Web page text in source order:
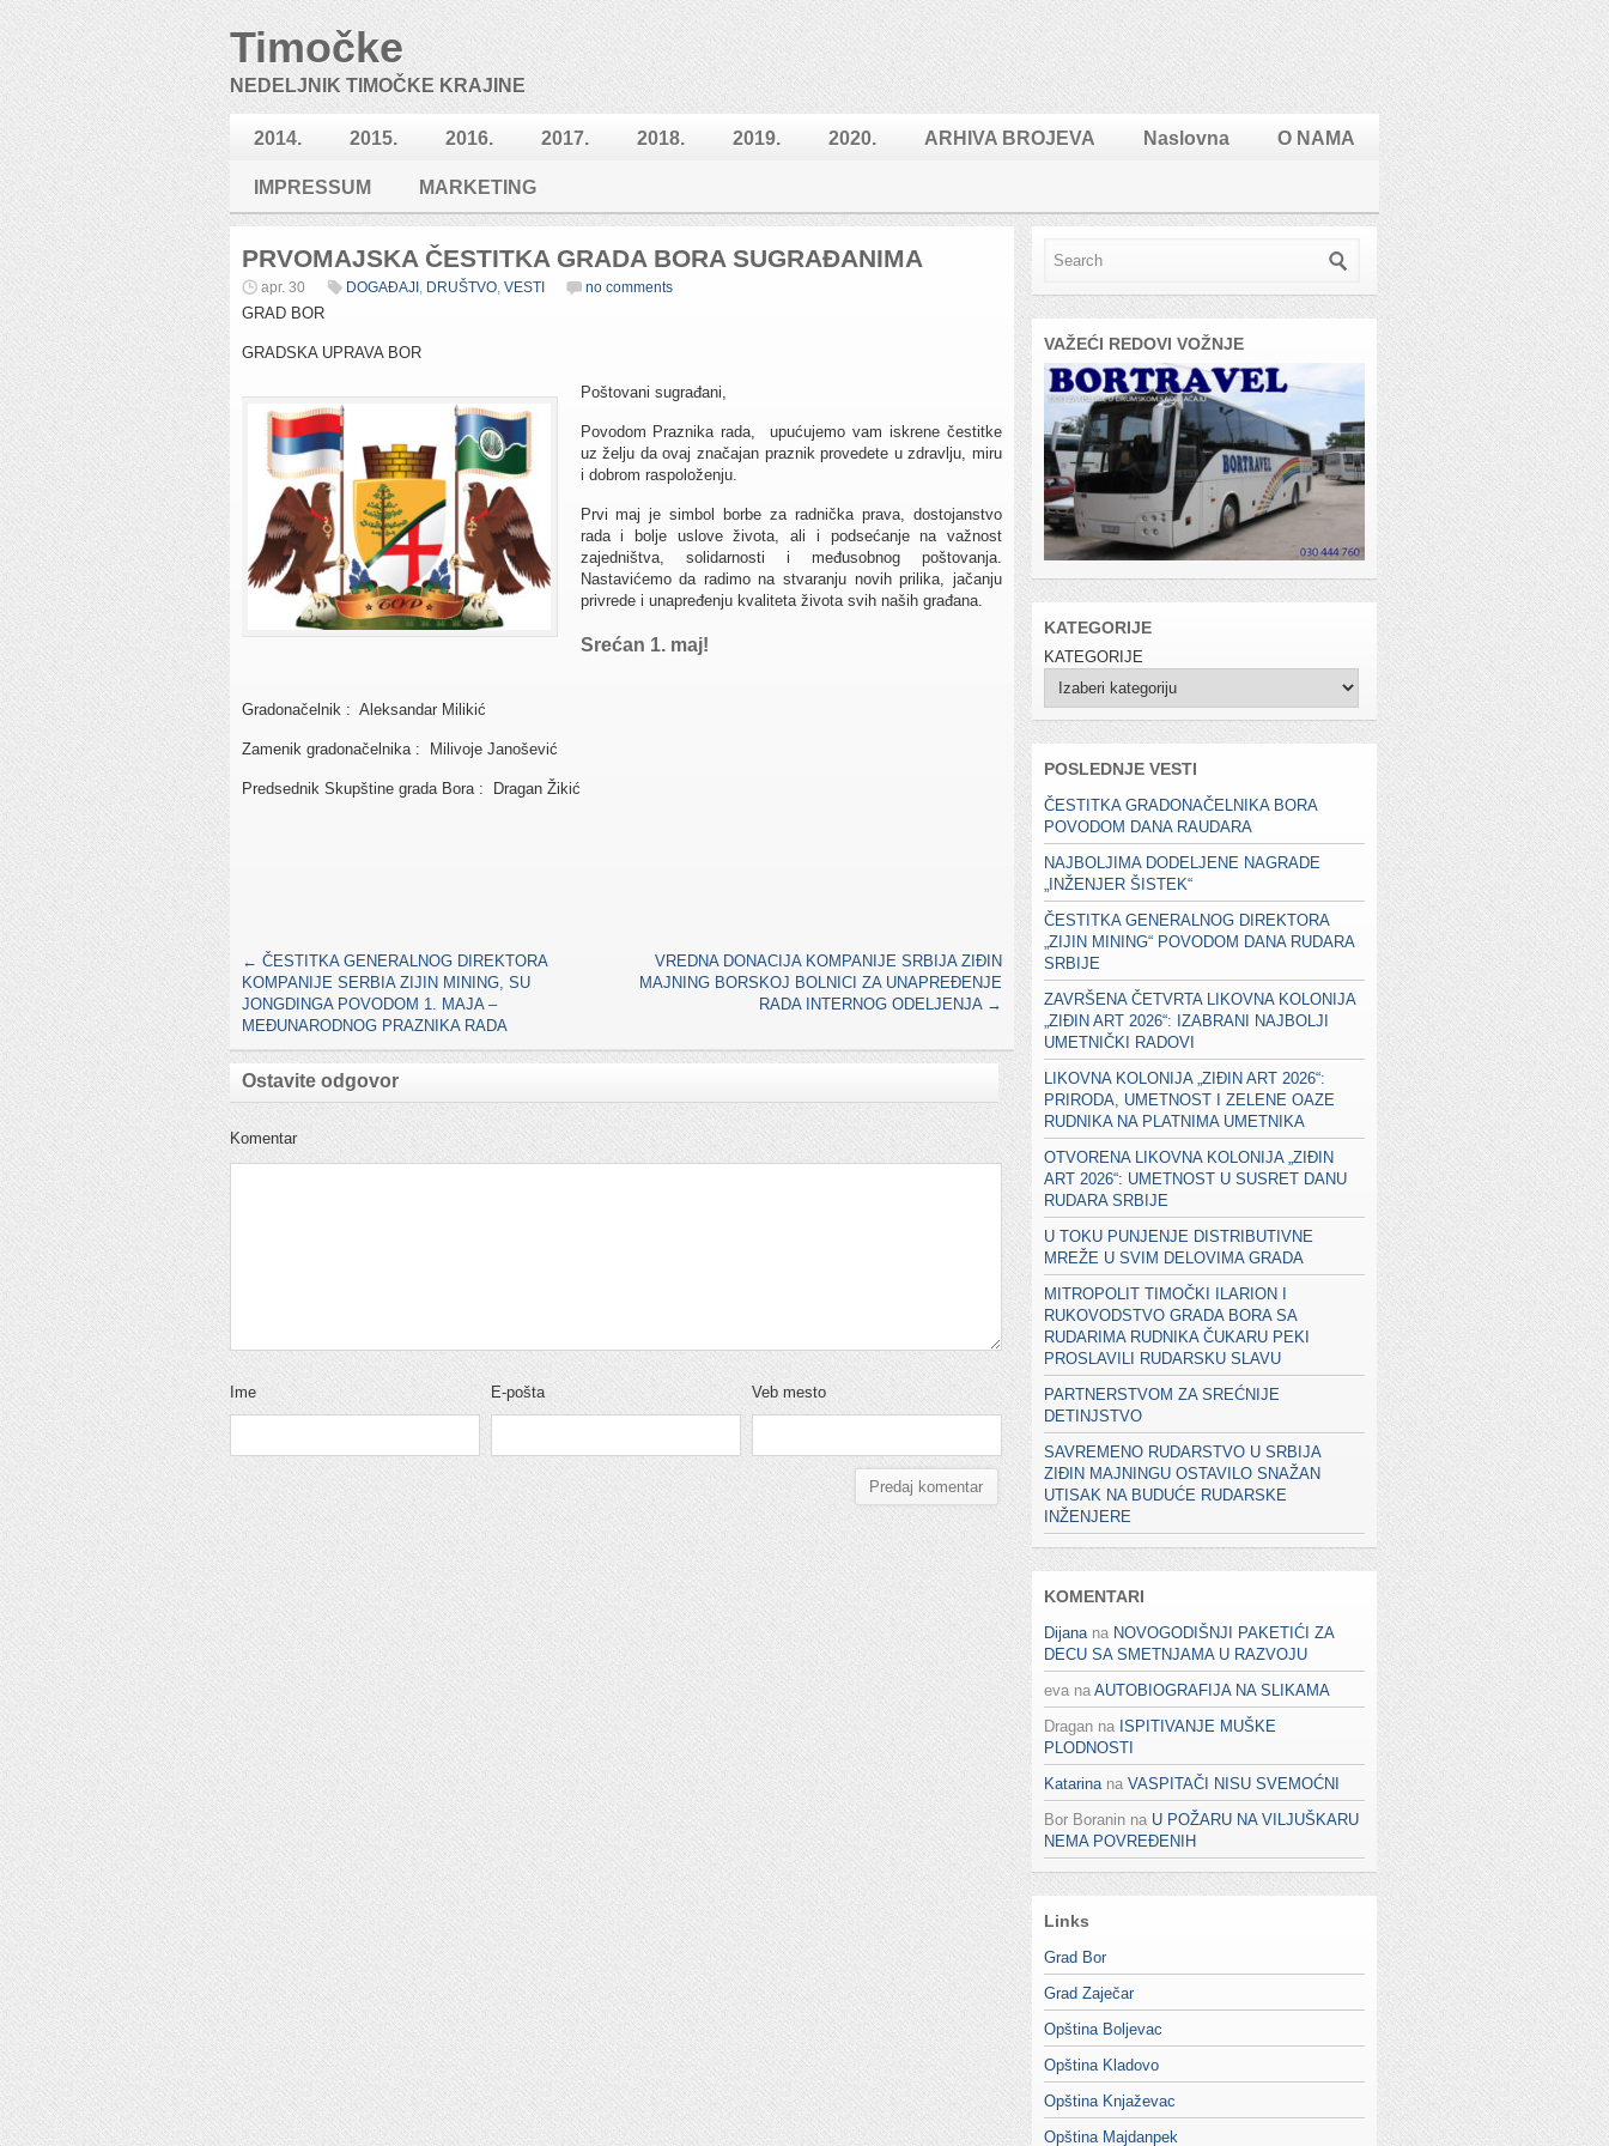
Timočke
NEDELJNIK TIMOČKE KRAJINE
2014. 2015. 2016. 2017. 2018. 2019. 2020. ARHIVA BROJEVA Naslovna O NAMA
IMPRESSUM MARKETING
PRVOMAJSKA ČESTITKA GRADA BORA SUGRAĐANIMA
apr. 30 DOGAĐAJI , DRUŠTVO, VESTI no comments
GRAD BOR
GRADSKA UPRAVA BOR
Poštovani sugrađani,
Povodom Praznika rada, upućujemo vam iskrene čestitke
uz želju da ovaj značajan praznik provedete u zdravlju, miru
i dobrom raspoloženju.
Prvi maj je simbol borbe za radnička prava, dostojanstvo
rada i bolje uslove života, ali i podsećanje na važnost
zajedništva, solidarnosti i međusobnog poštovanja.
Nastavićemo da radimo na stvaranju novih prilika, jačanju
privrede i unapređenju kvaliteta života svih naših građana.
Srećan 1. maj!
Gradonačelnik : Aleksandar Milikić
Zamenik gradonačelnika : Milivoje Janošević
Predsednik Skupštine grada Bora : Dragan Žikić
← ČESTITKA GENERALNOG DIREKTORA
KOMPANIJE SERBIA ZIJIN MINING, SU
JONGDINGA POVODOM 1. MAJA –
MEĐUNARODNOG PRAZNIKA RADA
VREDNA DONACIJA KOMPANIJE SRBIJA ZIĐIN
MAJNING BORSKOJ BOLNICI ZA UNAPREĐENJE
RADA INTERNOG ODELJENJA →
Ostavite odgovor
Komentar
Ime E-pošta Veb mesto
VAŽEĆI REDOVI VOŽNJE
KATEGORIJE
KATEGORIJE
POSLEDNJE VESTI
ČESTITKA GRADONAČELNIKA BORA
POVODOM DANA RAUDARA
NAJBOLJIMA DODELJENE NAGRADE
„INŽENJER ŠISTEK“
ČESTITKA GENERALNOG DIREKTORA
„ZIJIN MINING“ POVODOM DANA RUDARA
SRBIJE
ZAVRŠENA ČETVRTA LIKOVNA KOLONIJA
„ZIĐIN ART 2026“: IZABRANI NAJBOLJI
UMETNIČKI RADOVI
LIKOVNA KOLONIJA „ZIĐIN ART 2026“:
PRIRODA, UMETNOST I ZELENE OAZE
RUDNIKA NA PLATNIMA UMETNIKA
OTVORENA LIKOVNA KOLONIJA „ZIĐIN
ART 2026“: UMETNOST U SUSRET DANU
RUDARA SRBIJE
U TOKU PUNJENJE DISTRIBUTIVNE
MREŽE U SVIM DELOVIMA GRADA
MITROPOLIT TIMOČKI ILARION I
RUKOVODSTVO GRADA BORA SA
RUDARIMA RUDNIKA ČUKARU PEKI
PROSLAVILI RUDARSKU SLAVU
PARTNERSTVOM ZA SREĆNIJE
DETINJSTVO
SAVREMENO RUDARSTVO U SRBIJA
ZIĐIN MAJNINGU OSTAVILO SNAŽAN
UTISAK NA BUDUĆE RUDARSKE
INŽENJERE
KOMENTARI
Dijanana NOVOGODIŠNJI PAKETIĆI ZA
DECU SA SMETNJAMA U RAZVOJU
eva na AUTOBIOGRAFIJA NA SLIKAMA
Dragan na ISPITIVANJE MUŠKE
PLODNOSTI
Katarinana VASPITAČI NISU SVEMOĆNI
Bor Boranin na U POŽARU NA VILJUŠKARU
NEMA POVREĐENIH
Links
Grad Bor
Grad Zaječar
Opština Boljevac
Opština Kladovo
Opština Knjaževac
Opština Majdanpek